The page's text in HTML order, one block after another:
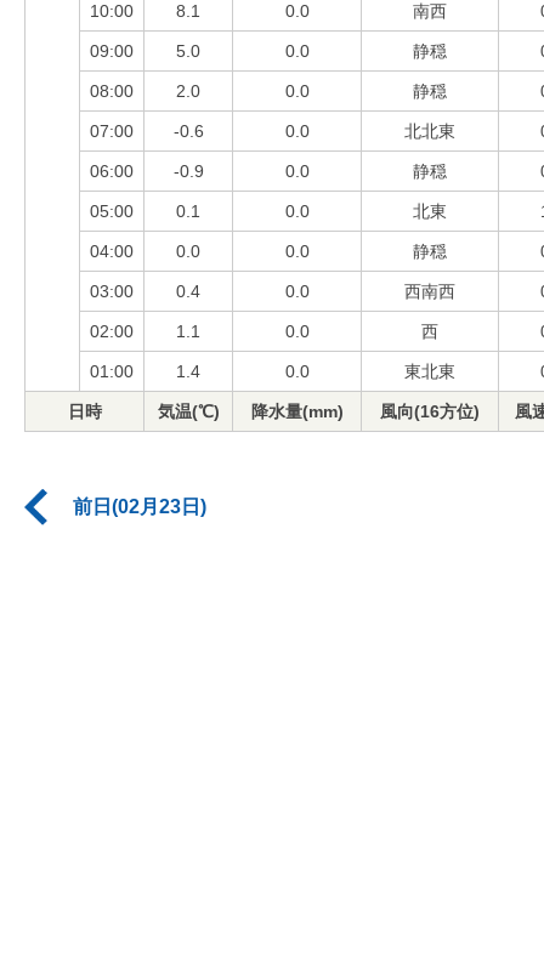
10:00 8.1 0.0 南西
09:00 5.0 0.0 静穏
08:00 2.0 0.0 静穏
07:00 -0.6 0.0 北北東
06:00 -0.9 0.0 静穏
05:00 0.1 0.0 北東
04:00 0.0 0.0 静穏
03:00 0.4 0.0 西南西
02:00 1.1 0.0 西
01:00 1.4 0.0 東北東
日時 気温(℃) 降水量(mm) 風向(16方位) 風
前日(02月23日)